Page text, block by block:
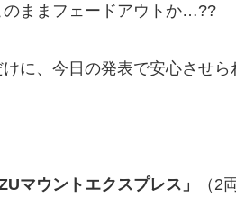
のままフェードアウトか…??
に、今日の発表で安心させら
マウントエクスプレス」
（2